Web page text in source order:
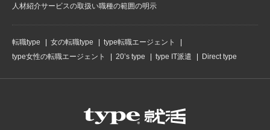
人材紹介サービスの取扱い職種の範囲の明示
転職type 女の転職type
type転職エージェント
type女性の転職エージェント
20’s type type IT派遣 Direct type